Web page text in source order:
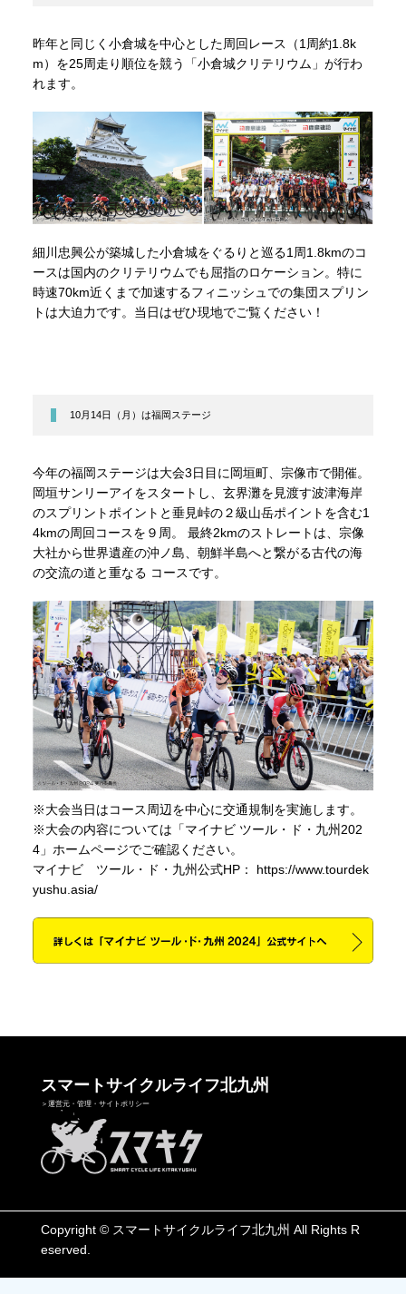
昨年と同じく小倉城を中心とした周回レース（1周約1.8k
m）を25周走り順位を競う「小倉城クリテリウム」が行わ
れます。
細川忠興公が築城した小倉城をぐるりと巡る1周1.8kmのコ
ースは国内のクリテリウムでも屈指のロケーション。特に
時速70km近くまで加速するフィニッシュでの集団スプリン
トは大迫力です。当日はぜひ現地でご覧ください！
10月14日（月）は福岡ステージ
今年の福岡ステージは大会3日目に岡垣町、宗像市で開催。
岡垣サンリーアイをスタートし、玄界灘を見渡す波津海岸
のスプリントポイントと垂見峠の２級山岳ポイントを含む1
4kmの周回コースを９周。 最終2kmのストレートは、宗像
大社から世界遺産の沖ノ島、朝鮮半島へと繋がる古代の海
の交流の道と重なる コースです。
※大会当日はコース周辺を中心に交通規制を実施します。
※大会の内容については「マイナビ ツール・ド・九州202
4」ホームページでご確認ください。
マイナビ ツール・ド・九州公式HP： https://www.tourdek
yushu.asia/
スマートサイクルライフ北九州
＞運営元・管理・サイトポリシー
Copyright © スマートサイクルライフ北九州 All Rights R
eserved.